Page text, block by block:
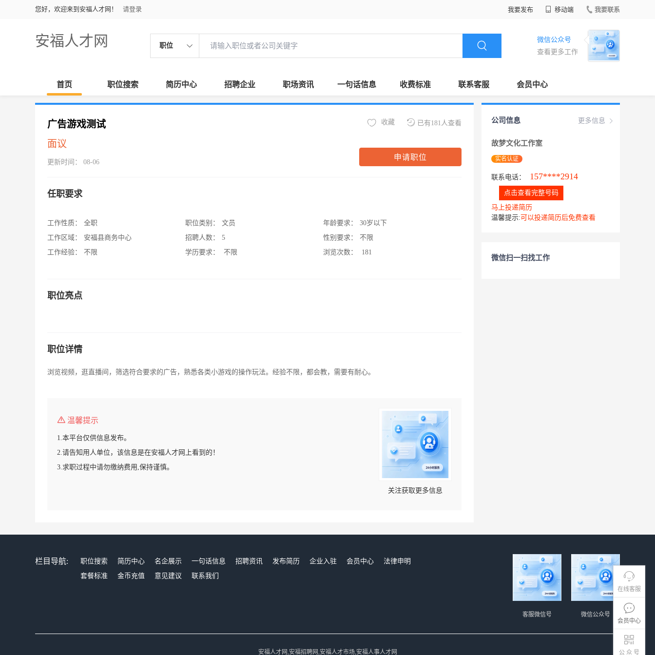
您好，欢迎来到安福人才网！ 请登录 我要发布 移动端 我要联系
安福人才网 职位
微信公众号
查看更多工作
首页 职位搜索 简历中心 招聘企业 职场资讯 一句话信息 收费标准 联系客服 会员中心
在线客服
会员中心
公 众 号
广告游戏测试
面议
更新时间： 08-06
已有181人查看
收藏
申请职位
任职要求
工作性质：
全职
工作区域：
安福县商务中心
工作经验：
不限
职位类别：
文员
招聘人数：
5
学历要求：
不限
年龄要求：
30岁以下
性别要求：
不限
浏览次数：
181
职位亮点
职位详情
浏览视频，逛直播间，筛选符合要求的广告，熟悉各类小游戏的操作玩法。经验不限，都会教，需要有耐心。
温馨提示
1.本平台仅供信息发布。
2.请告知用人单位，该信息是在安福人才网上看到的！
3.求职过程中请勿缴纳费用,保持谨慎。
关注获取更多信息
更多信息
公司信息
故梦文化工作室
实名认证
联系电话： 157****2914
点击查看完整号码
马上投递简历
温馨提示: 可以投递简历后免费查看
微信扫一扫找工作
栏目导航: 职位搜索 简历中心 名企展示 一句话信息 招聘资讯 发布简历 企业入驻 会员中心
法律申明
套餐标准
金币充值 意见建议 联系我们
微信公众号
客服微信号
安福人才网,安福招聘网,安福人才市场,安福人事人才网